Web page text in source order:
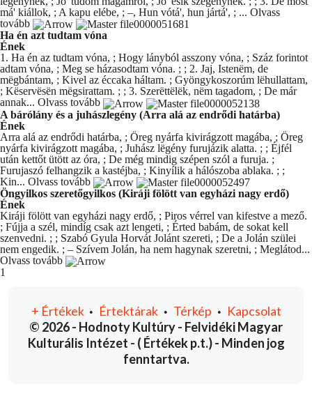
má' kiállok, ; A kapu elébe, ; –, Hun vótá', hun jártá', ; ... Olvass
tovább
Ha én azt tudtam vóna
Ének
1. Ha én az tudtam vóna, ; Hogy lányból asszony vóna, ; Száz forintot
adtam vóna, ; Meg se házasodtam vóna. ; ; 2. Jaj, Istenëm, de
mëgbántam, ; Kivel az éccaka háltam. ; Gyöngykoszorúm lëhullattam,
; Këservësën mëgsirattam. ; ; 3. Szerëttëlëk, nëm tagadom, ; De már
annak... Olvass tovább
A bárólány és a juhászlegény (Arra alá az endrődi határba)
Ének
Arra alá az endrődi határba, ; Öreg nyárfa kivirágzott magába, ; Öreg
nyárfa kivirágzott magába, ; Juhász lëgény furujázik alatta. ; ; Éjfél
után kettőt ütött az óra, ; De még mindig szépen szól a furuja. ;
Furujaszó felhangzik a kastéjba, ; Kinyílik a hálószoba ablaka. ; ;
Kin... Olvass tovább
Öngyilkos szeretőgyilkos (Kiráji fölött van egyházi nagy erdő)
Ének
Kiráji fölött van egyházi nagy erdő, ; Piros vérrel van kifestve a mező.
; Fújja a szél, mindíg csak azt lengeti, ; Érted babám, de sokat kell
szenvedni. ; ; Szabó Gyula Horvát Jolánt szereti, ; De a Jolán szülei
nem engedik. ; – Szívem Jolán, ha nem hagynak szeretni, ; Meglátod...
Olvass tovább
You're currently reading page
1
© 2026 - Hodnoty Kultúry - Felvidéki Magyar
Kulturális Intézet - ( Értékek p.t.) - Minden jog
fenntartva.
+ Értékek • Értektárak• Térkép • Kapcsolat